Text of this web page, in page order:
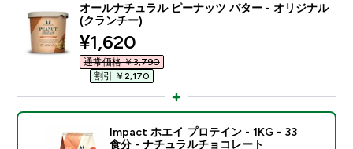
オールナチュラル ピーナッツ バター - オリジナル
(クランチー)
discounted price
¥1,620‎
通常価格 ￥3,790‎
割引 ￥2,170‎
Impact ホエイ プロテイン - 1KG - 33
食分 - ナチュラルチョコレート